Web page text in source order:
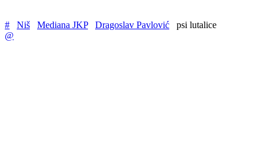
# Niš Mediana JKP Dragoslav Pavlović
psi lutalice
@